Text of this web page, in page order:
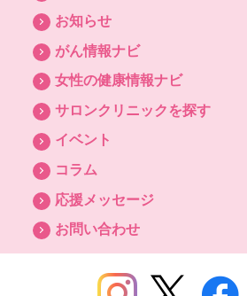
お知らせ
がん情報ナビ
女性の健康情報ナビ
サロンクリニックを探す
イベント
コラム
応援メッセージ
お問い合わせ